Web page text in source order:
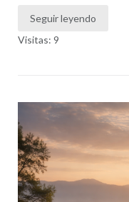
Seguir leyendo
Visitas: 9